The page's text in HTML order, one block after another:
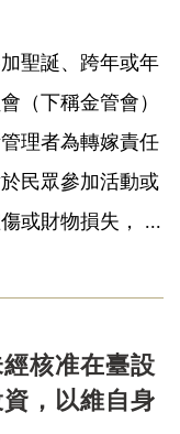
聖誕、跨年或年
（下稱金管會）
理者為轉嫁責任
民眾參加活動或
或財物損失， ...
核准在臺設
，以維自身